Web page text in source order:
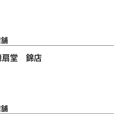
扇堂 錦店